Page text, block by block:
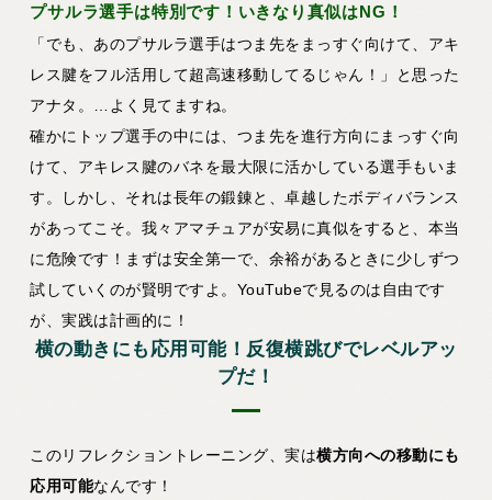
プサルラ選手は特別です！いきなり真似はNG！
「でも、あのプサルラ選手はつま先をまっすぐ向けて、アキ
レス腱をフル活用して超高速移動してるじゃん！」と思った
アナタ。…よく見てますね。
確かにトップ選手の中には、つま先を進行方向にまっすぐ向
けて、アキレス腱のバネを最大限に活かしている選手もいま
す。しかし、それは長年の鍛錬と、卓越したボディバランス
があってこそ。我々アマチュアが安易に真似をすると、本当
に危険です！まずは安全第一で、余裕があるときに少しずつ
試していくのが賢明ですよ。YouTubeで見るのは自由です
が、実践は計画的に！
横の動きにも応用可能！反復横跳びでレベルアッ
プだ！
このリフレクショントレーニング、実は横方向への移動にも
応用可能なんです！